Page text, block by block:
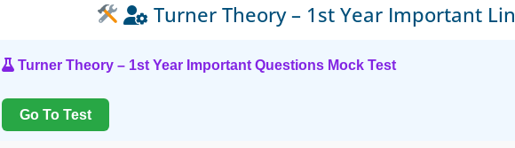
Turner Theory – 1st Year Important
Turner Theory – 1st Year Important Questions Mock Test
Go To Test